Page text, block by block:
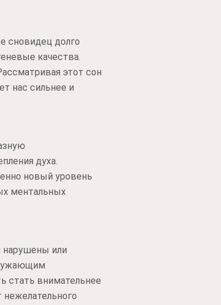
сновидец долго
качества.
этот сон
нас сильнее и
духа.
новый уровень
ментальных
нарушены или
стать внимательнее